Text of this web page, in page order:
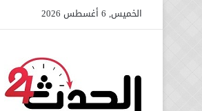
الخميس, 6 أغسطس 2026